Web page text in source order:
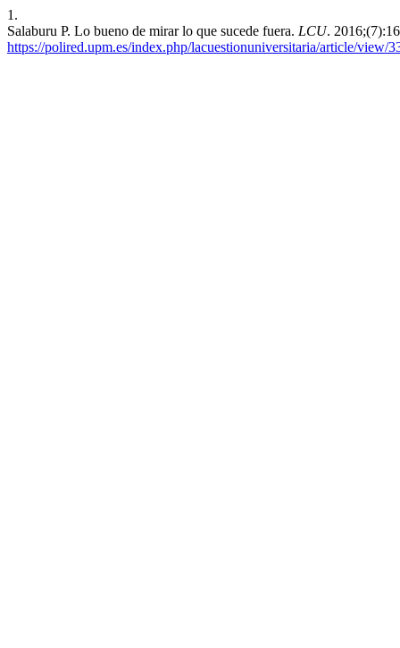
1.
Salaburu P. Lo bueno de mirar lo que sucede fuera. LCU.
https://polired.upm.es/index.php/lacuestionuniversitaria/article/view/